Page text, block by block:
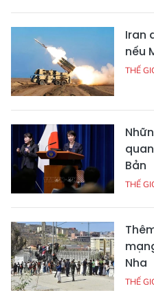
Iran
nếu
THẾ
Bản
THẾ
Nha
THẾ